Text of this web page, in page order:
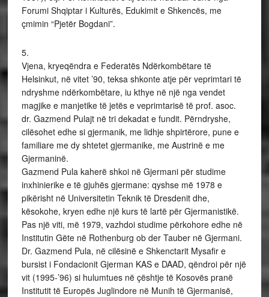
Forumi Shqiptar i Kulturës, Edukimit e Shkencës, me
çmimin “Pjetër Bogdani”.
5.
Vjena, kryeqëndra e Federatës Ndërkombëtare të
Helsinkut, në vitet ’90, teksa shkonte atje për veprimtari të
ndryshme ndërkombëtare, iu kthye në një nga vendet
magjike e manjetike të jetës e veprimtarisë të prof. asoc.
dr. Gazmend Pulajt në tri dekadat e fundit. Përndryshe,
cilësohet edhe si gjermanik, me lidhje shpirtërore, pune e
familiare me dy shtetet gjermanike, me Austrinë e me
Gjermaninë.
Gazmend Pula kaherë shkoi në Gjermani për studime
inxhinierike e të gjuhës gjermane: qyshse më 1978 e
pikërisht në Universitetin Teknik të Dresdenit dhe,
kësokohe, kryen edhe një kurs të lartë për Gjermanistikë.
Pas një viti, më 1979, vazhdoi studime përkohore edhe në
Institutin Gëte në Rothenburg ob der Tauber në Gjermani.
Dr. Gazmend Pula, në cilësinë e Shkenctarit Mysafir e
bursist i Fondacionit Gjerman KAS e DAAD, qëndroi për një
vit (1995-’96) si hulumtues në çështje të Kosovës pranë
Institutit të Europës Juglindore në Munih të Gjermanisë,